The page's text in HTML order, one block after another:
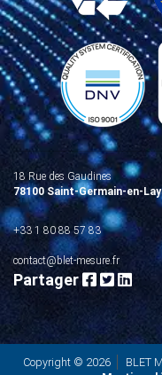
18 Rue des Gaudines
78100 Saint-Germain-en-
+33 1 80 88 57 83
contact@blet-mesure.fr
Partager
Copyright © 2026 BLET